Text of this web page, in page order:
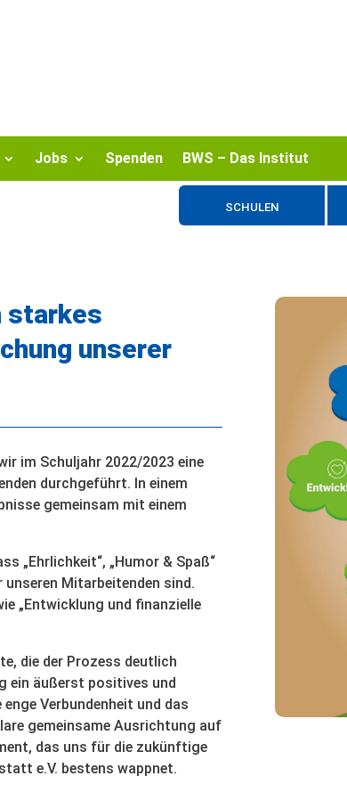
Jobs Spenden BWS – Das Institut
SCHULEN
starkes
unserer
im Schuljahr 2022/2023 eine
durchgeführt. In einem
gemeinsam mit einem
„Ehrlichkeit“, „Humor & Spaß“
unseren Mitarbeitenden sind.
„Entwicklung und finanzielle
die der Prozess deutlich
ein äußerst positives und
Verbundenheit und das
gemeinsame Ausrichtung auf
das uns für die zukünftige
e.V. bestens wappnet.